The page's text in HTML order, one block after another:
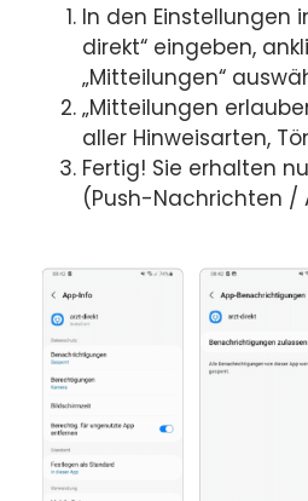
In den Einstellungen
direkt“ eingeben,
„Mitteilungen“
„Mitteilungen
aller Hinweisarten,
Fertig! Sie erhalten
(Push-Nachrichten /